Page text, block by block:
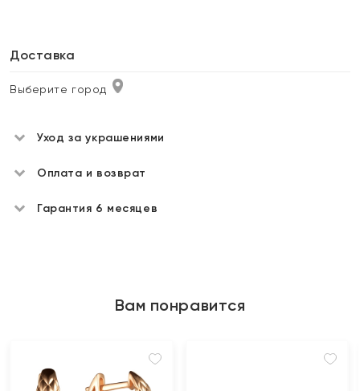
Доставка
Выберите город
Уход за украшениями
Оплата и возврат
Гарантия 6 месяцев
Вам понравится